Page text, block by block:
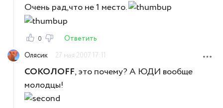
Очень рад,что не 1 место.
0
Ответить
Олясик
27 мая 2007 17:11
СОКОЛOFF, это почему? А ЮДИ вообще
молодцы!